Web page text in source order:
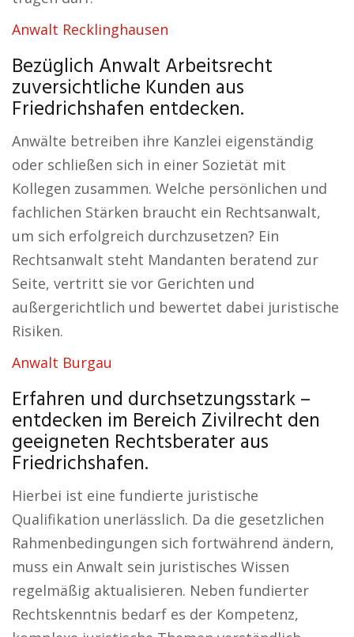
Anwalt Recklinghausen
Bezüglich Anwalt Arbeitsrecht
zuversichtliche Kunden aus
Friedrichshafen entdecken.
Anwälte betreiben ihre Kanzlei eigenständig
oder schließen sich in einer Sozietät mit
Kollegen zusammen. Welche persönlichen und
fachlichen Stärken braucht ein Rechtsanwalt,
um sich erfolgreich durchzusetzen? Ein
Rechtsanwalt steht Mandanten beratend zur
Seite, vertritt sie vor Gerichten und
außergerichtlich und bewertet dabei juristische
Risiken.
Anwalt Burgau
Erfahren und durchsetzungsstark –
entdecken im Bereich Zivilrecht den
geeigneten Rechtsberater aus
Friedrichshafen.
Hierbei ist eine fundierte juristische
Qualifikation unerlässlich. Da die gesetzlichen
Rahmenbedingungen sich fortwährend ändern,
muss ein Anwalt sein juristisches Wissen
regelmäßig aktualisieren. Neben fundierter
Rechtskenntnis bedarf es der Kompetenz,